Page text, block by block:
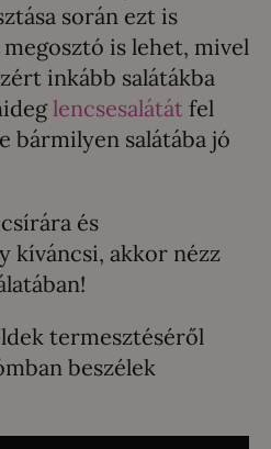
során ezt is
is lehet, mivel
inkább salátákba
lencsesalátát fel
bármilyen salátába jó
és
kíváncsi, akkor nézz
termesztéséről
beszélek